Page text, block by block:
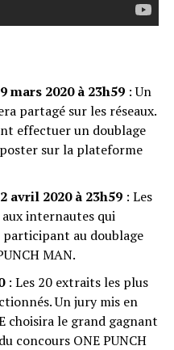
mars 2020à 23h59: Un
partagé sur les réseaux.
effectuer un doublage
sur la plateforme
avril 2020 à 23h59: Les
internautes qui
au doublage
MAN.
: Les 20 extraits les plus
Un jury mis en
choisira le grand gagnant
concours ONE PUNCH